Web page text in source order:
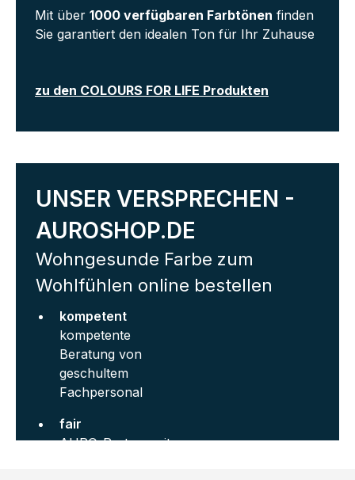
Mit über 1000 verfügbaren Farbtönen finden
Sie garantiert den idealen Ton für Ihr Zuhause
zu den COLOURS FOR LIFE Produkten
UNSER VERSPRECHEN -
AUROSHOP.DE
Wohngesunde Farbe zum
Wohlfühlen online bestellen
kompetent
kompetente
Beratung von
geschultem
Fachpersonal
fair
AURO-Partner mit